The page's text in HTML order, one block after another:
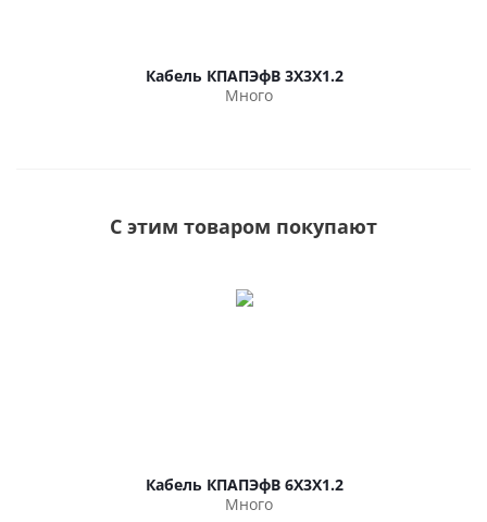
Кабель КПАПЭфВ 3Х3Х1.2
Много
С этим товаром покупают
Кабель КПАПЭфВ 6Х3Х1.2
Много